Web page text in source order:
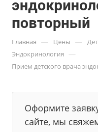
повторный
Главная — Цены —
Эндокринология —
Прием детского врача
Оформите
сайте, мы